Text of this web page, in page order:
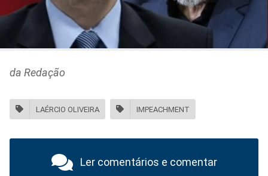
da Redação
LAÉRCIO OLIVEIRA IMPEACHMENT
Ler comentários e comentar